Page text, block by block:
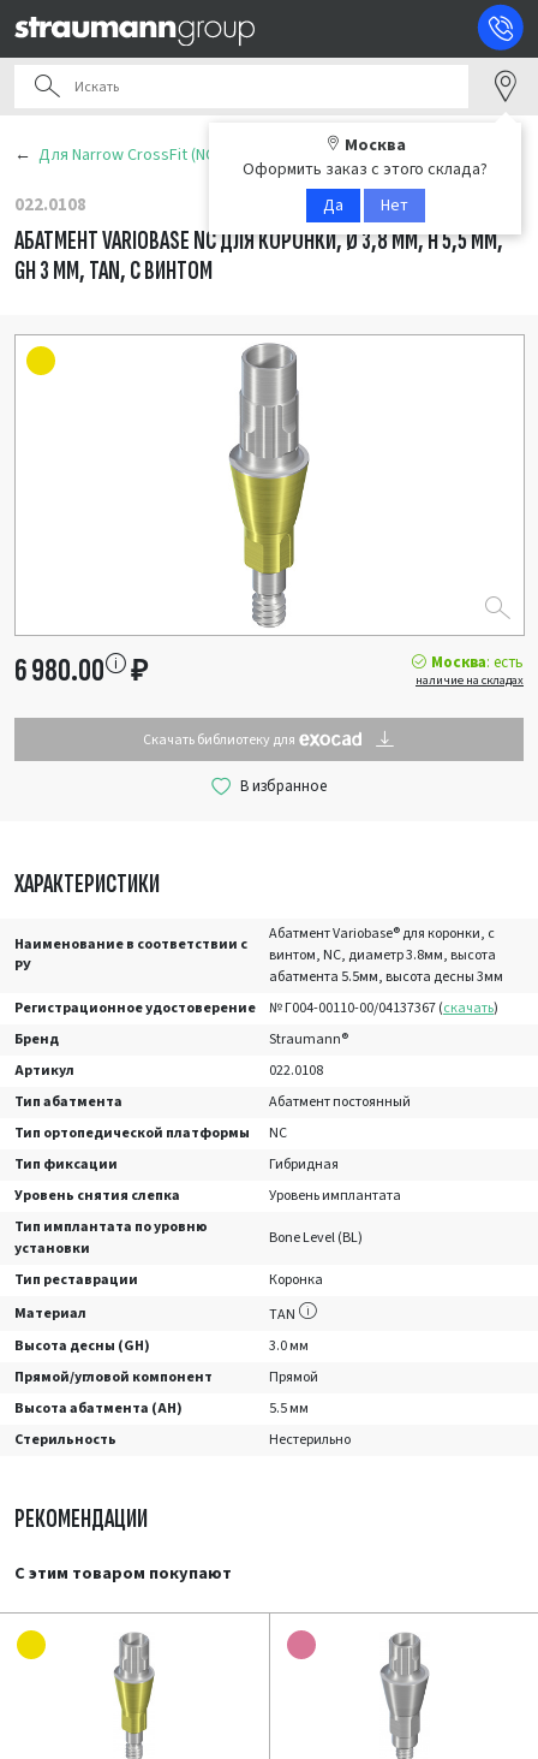
Москва
Оформить заказ с этого склада?
Да
Нет
Для Narrow CrossFit (NC)
022.0108
АБАТМЕНТ VARIOBASE NC ДЛЯ КОРОНКИ, Ø 3,8 ММ, H 5,5 ММ,
GH 3 ММ, TAN, С ВИНТОМ
ХАРАКТЕРИСТИКИ
Наименование в соответствии с
РУ
Абатмент Variobase® для коронки, с
винтом, NC, диаметр 3.8мм, высота
абатмента 5.5мм, высота десны 3мм
Регистрационное удостоверение
№ Г004-00110-00/04137367 (скачать)
Бренд
Straumann®
Артикул
022.0108
Тип абатмента
Абатмент постоянный
Тип ортопедической платформы
NC
Тип фиксации
Гибридная
Уровень снятия слепка
Уровень имплантата
Тип имплантата по уровню
установки
Bone Level (BL)
Тип реставрации
Коронка
Материал
TAN
Высота десны (GH)
3.0 мм
Прямой/угловой компонент
Прямой
Высота абатмента (AH)
5.5 мм
Стерильность
Нестерильно
6 980.00 ₽ Москва: есть
наличие на складах
Скачать библиотеку для
РЕКОМЕНДАЦИИ
С этим товаром покупают